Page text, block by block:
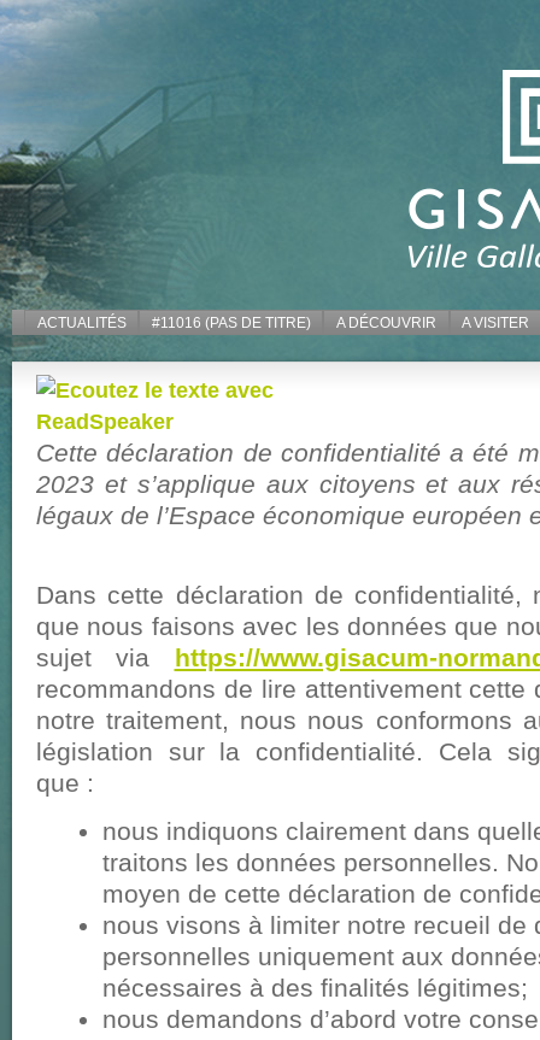
ACTUALITÉS #11016 (PAS DE TITRE) A DÉCOUVRIR A VISITER
Cette déclaration de confidentialité a été
2023 et s’applique aux citoyens et aux
légaux de l’Espace économique européen
Dans cette déclaration de confidentialité,
que nous faisons avec les données que
sujet via https://www.gisacum-
recommandons de lire attentivement cette
notre traitement, nous nous conformons
législation sur la confidentialité. Cela
que :
nous indiquons clairement dans
traitons les données personnelles.
moyen de cette déclaration de
nous visons à limiter notre recueil de
personnelles uniquement aux
nécessaires à des finalités légitimes;
nous demandons d’abord votre